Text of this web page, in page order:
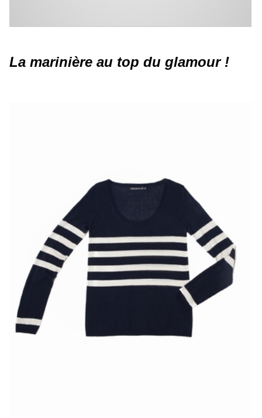
La marinière au top du glamour !